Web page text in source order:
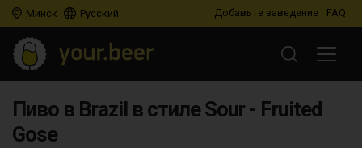
Минск Русский Добавьте заведение FAQ
Пиво в Brazil в стиле Sour - Fruited
Gose